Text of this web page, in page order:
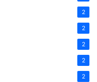
2
2
2
2
2